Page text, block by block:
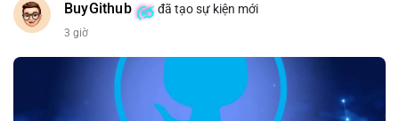
BuyGithub đã tạo sự kiện mới
3 giờ